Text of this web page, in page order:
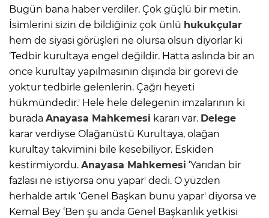
Bugün bana haber verdiler. Çok güçlü bir metin.
İsimlerini sizin de bildiğiniz çok ünlü hukukçular
hem de siyasi görüşleri ne olursa olsun diyorlar ki
‘Tedbir kurultaya engel değildir. Hatta aslında bir an
önce kurultay yapılmasının dışında bir görevi de
yoktur tedbirle gelenlerin. Çağrı heyeti
hükmündedir.' Hele hele delegenin imzalarının ki
burada Anayasa Mahkemesi kararı var. Delege
karar verdiyse Olağanüstü Kurultaya, olağan
kurultay takvimini bile kesebiliyor. Eskiden
kestirmiyordu. Anayasa Mahkemesi ‘Yarıdan bir
fazlası ne istiyorsa onu yapar' dedi. O yüzden
herhalde artık ‘Genel Başkan bunu yapar' diyorsa ve
Kemal Bey ‘Ben şu anda Genel Başkanlık yetkisi